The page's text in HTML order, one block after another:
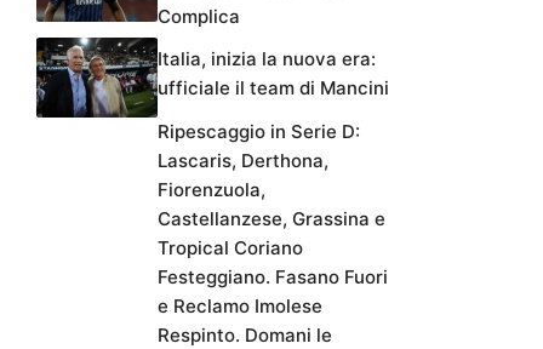
Complica
Italia, inizia la nuova era:
ufficiale il team di Mancini
Ripescaggio in Serie D:
Lascaris, Derthona,
Fiorenzuola,
Castellanzese, Grassina e
Tropical Coriano
Festeggiano. Fasano Fuori
e Reclamo Imolese
Respinto. Domani le